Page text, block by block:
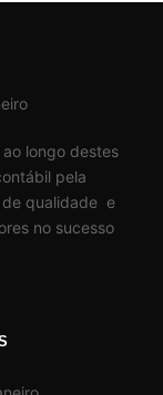
longo destes
pela
de qualidade e
no sucesso